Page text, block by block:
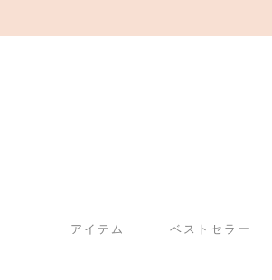
アイテム ベストセラー